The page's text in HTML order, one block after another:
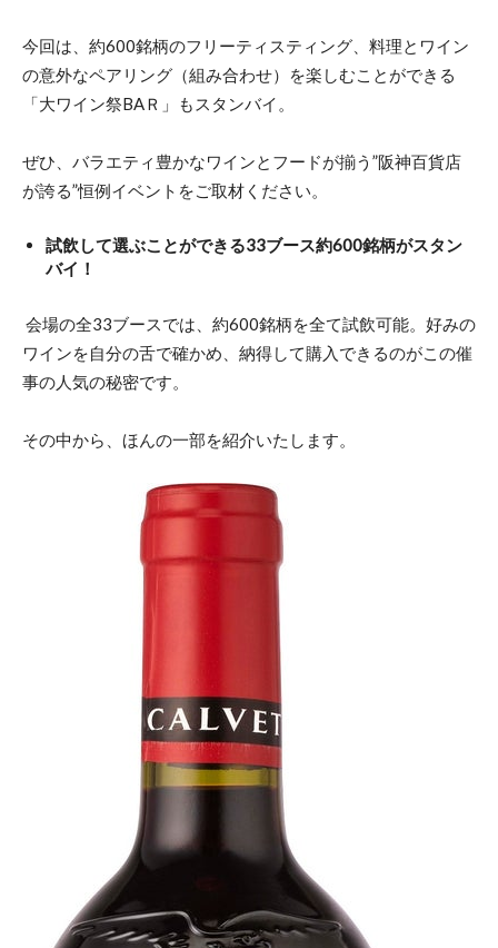
今回は、約600銘柄のフリーティスティング、料理とワイン
の意外なペアリング（組み合わせ）を楽しむことができる
「大ワイン祭BAＲ」もスタンバイ。
ぜひ、バラエティ豊かなワインとフードが揃う”阪神百貨店
が誇る”恒例イベントをご取材ください。
試飲して選ぶことができる33ブース約600銘柄がスタン
バイ！
会場の全33ブースでは、約600銘柄を全て試飲可能。好みの
ワインを自分の舌で確かめ、納得して購入できるのがこの催
事の人気の秘密です。
その中から、ほんの一部を紹介いたします。